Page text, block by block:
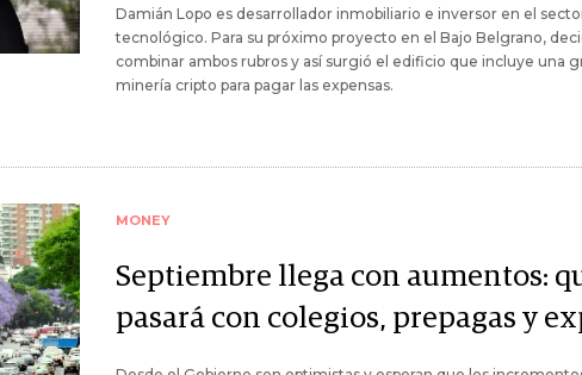
Damián Lopo es desarrollador inmobiliario e inversor en el
tecnológico. Para su próximo proyecto en el Bajo Belgrano,
combinar ambos rubros y así surgió el edificio que incluye una
minería cripto para pagar las expensas.
MONEY
Septiembre llega con aumentos:
pasará con colegios, prepagas y